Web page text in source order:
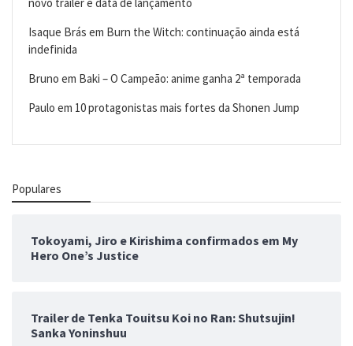
Isaque Brás em Burn the Witch: continuação ainda está
indefinida
Bruno em Baki – O Campeão: anime ganha 2ª temporada
Paulo em 10 protagonistas mais fortes da Shonen Jump
Populares
Tokoyami, Jiro e Kirishima confirmados em My
Hero One’s Justice
Trailer de Tenka Touitsu Koi no Ran: Shutsujin!
Sanka Yoninshuu